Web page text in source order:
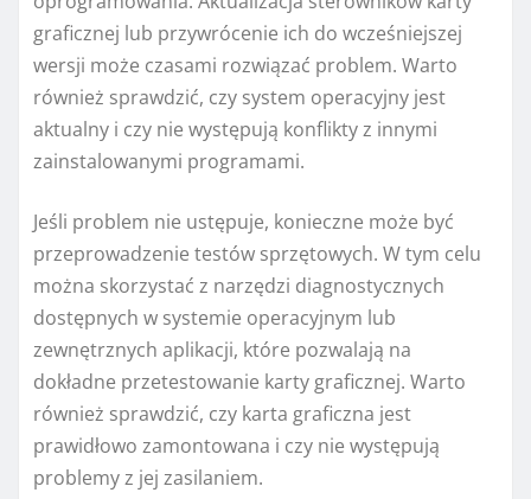
graficznej lub przywrócenie ich do wcześniejszej
wersji może czasami rozwiązać problem. Warto
również sprawdzić, czy system operacyjny jest
aktualny i czy nie występują konflikty z innymi
zainstalowanymi programami.
Jeśli problem nie ustępuje, konieczne może być
przeprowadzenie testów sprzętowych. W tym celu
można skorzystać z narzędzi diagnostycznych
dostępnych w systemie operacyjnym lub
zewnętrznych aplikacji, które pozwalają na
dokładne przetestowanie karty graficznej. Warto
również sprawdzić, czy karta graficzna jest
prawidłowo zamontowana i czy nie występują
problemy z jej zasilaniem.